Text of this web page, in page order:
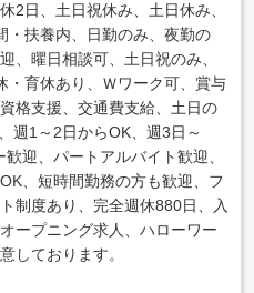
2日、土日祝休み、土日休み、
・扶養内、日勤のみ、夜勤の
、曜日相談可、土日祝のみ、
・育休あり、Ｗワーク可、賞与
格支援、交通費支給、土日の
週1～2日からOK、週3日～
迎、パートアルバイト歓迎、
、短時間勤務の方も歓迎、フ
制度あり、完全週休880日、入
ープニング求人、ハローワー
しております。